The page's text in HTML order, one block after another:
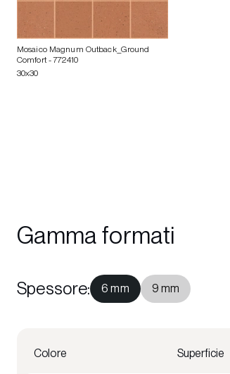
Mosaico Magnum Outback_Ground
Comfort- 772410
30x30
Gamma formati
Spessore: 6 mm 9 mm
Colore Superficie